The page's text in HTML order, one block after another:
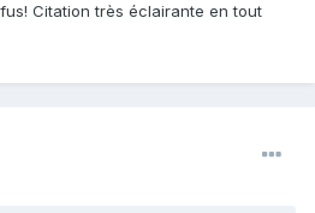
Citation très éclairante en tout